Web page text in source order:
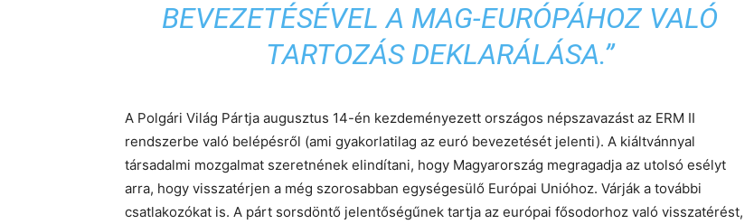
BEVEZETÉSÉVEL A MAG-EURÓPÁHOZ VALÓ
TARTOZÁS DEKLARÁLÁSA.”
A Polgári Világ Pártja augusztus 14-én kezdeményezett országos népszavazást az ERM II
rendszerbe való belépésről (ami gyakorlatilag az euró bevezetését jelenti). A kiáltvánnyal
társadalmi mozgalmat szeretnének elindítani, hogy Magyarország megragadja az utolsó esélyt
arra, hogy visszatérjen a még szorosabban egységesülő Európai Unióhoz. Várják a további
csatlakozókat is. A párt sorsdöntő jelentőségűnek tartja az európai fősodorhoz való visszatérést,